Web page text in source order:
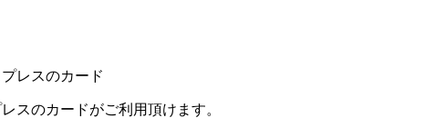
スのカードがご利用頂けます。